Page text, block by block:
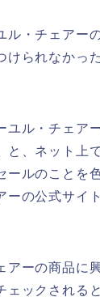
ル・チェアー
けられなかっ
ユル・チェア
と、ネット上
ールのことを
ーの公式サイ
アーの商品に
ェックされる